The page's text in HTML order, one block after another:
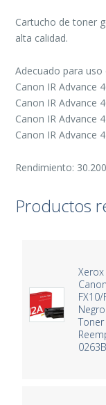
Cartucho de toner
alta calidad.
Adecuado para
Canon IR Advance
Canon IR Advance
Canon IR Advance
Canon IR Advance
Rendimiento:
Productos
Xerox
Canon